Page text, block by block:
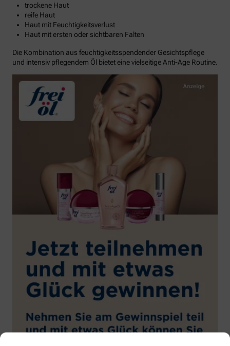
trockene Haut
reife Haut
Haut mit Feuchtigkeitsverlust
Haut mit ersten oder sichtbaren Falten
Die Kombination aus feuchtigkeitsspendender Gesichtspflege
und intensiv pflegendem Öl bietet eine vielseitige Anti-Age Routine.